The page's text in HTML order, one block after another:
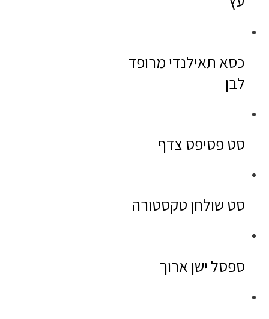
כסא תאילנדי מרופד
לבן
סט פסיפס צדף
סט שולחן טקסטורה
ספסל ישן ארוך